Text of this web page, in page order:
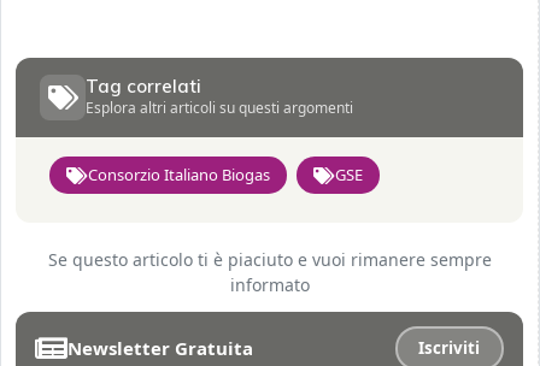
Tag correlati
Esplora altri articoli su questi argomenti
Consorzio Italiano Biogas GSE
Se questo articolo ti è piaciuto e vuoi rimanere sempre
informato
Newsletter Gratuita Iscriviti